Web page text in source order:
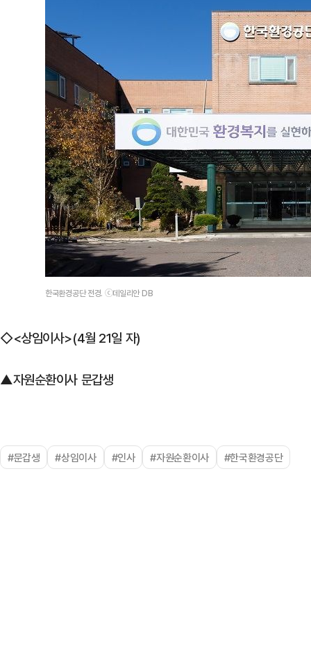
한국환경공단 전경. ⓒ데일리안 DB
◇<상임이사>(4월 21일 자)
▲자원순환이사 문갑생
#문갑생 #상임이사 #인사 #자원순환이사 #한국환경공단